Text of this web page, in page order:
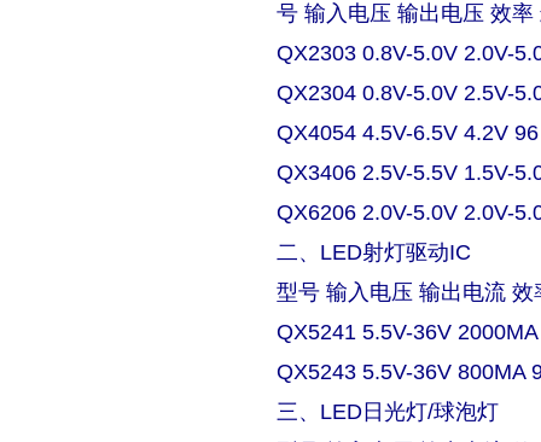
号 输入电压 输出电压 效率
QX2303 0.8V-5.0V 2.0V-
QX2304 0.8V-5.0V 2.5V-
QX4054 4.5V-6.5V 4.2V
QX3406 2.5V-5.5V 1.5V-
QX6206 2.0V-5.0V 2.0V-
二、LED射灯驱动IC
型号 输入电压 输出电流 效
QX5241 5.5V-36V
QX5243 5.5V-36V 800MA
三、LED日光灯/球泡灯